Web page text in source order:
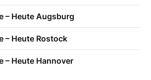
– Heute Augsburg
– Heute Rostock
– Heute Hannover